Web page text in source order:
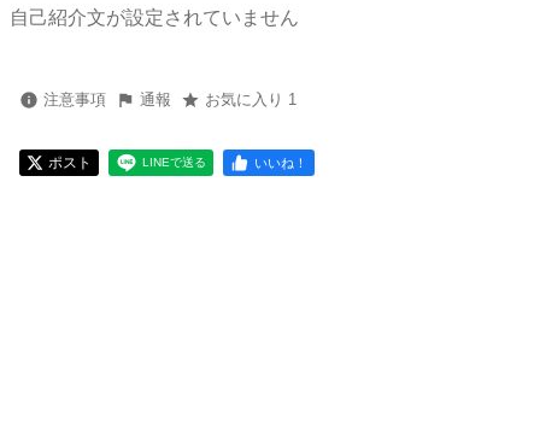
自己紹介文が設定されていません
注意事項 通報 お気に入り 1
ポスト LINEで送る いいね！